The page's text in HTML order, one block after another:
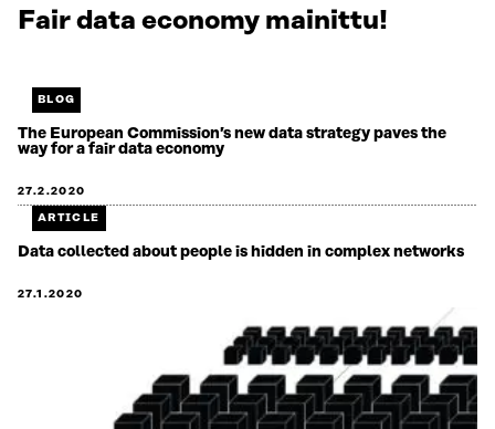
Fair data economy mainittu!
BLOG
The European Commission’s new data strategy paves the
way for a fair data economy
27.2.2020
ARTICLE
Data collected about people is hidden in complex networks
27.1.2020
Näytetään
Jäljellä
0.